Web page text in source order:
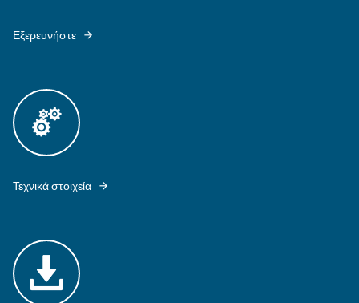
MAV D 202 - 342 MEETS ALL NEEDS OF MEDIUM - BIG INDUSTRIES